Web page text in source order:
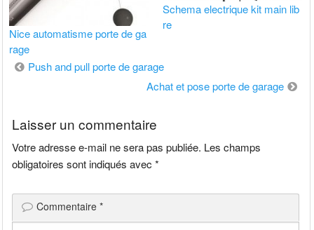
Nice automatisme porte de ga
rage
Schema electrique kit main lib
re
Navigation
Push and pull porte de garage
Achat et pose porte de garage
Laisser un commentaire
Votre adresse e-mail ne sera pas publiée. Les champs
obligatoires sont indiqués avec*
Commentaire*